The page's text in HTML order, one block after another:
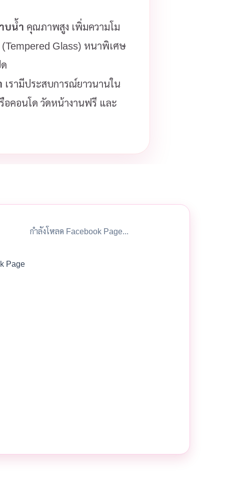
บน้ำ คุณภาพสูง เพิ่มความโม
Glass) หนาพิเศษ
เรามีประสบการณ์ยาวนานใน
อคอนโด วัดหน้างานฟรี และ
กำลังโหลด Facebook Page...
Page